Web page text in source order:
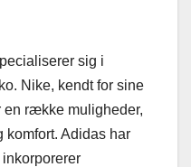
sig i
Nike, kendt for sine
en række muligheder,
komfort. Adidas har